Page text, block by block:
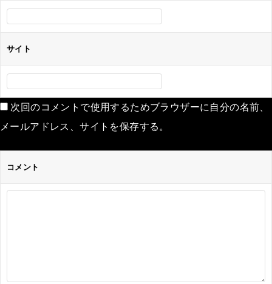
サイト
次回のコメントで使用するためブラウザーに自分の名前、
メールアドレス、サイトを保存する。
コメント